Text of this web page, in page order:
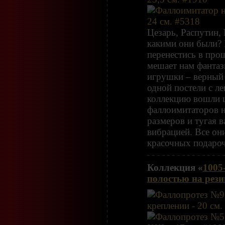
Цезарь,
какими они
перенестись в
мешает нам
игрушки – верный
одной постели с
коллекцию вошли
фаллоимитаторов
размеров и тугая
вибрацией. Все
красочных
Коллекция «
полостью на